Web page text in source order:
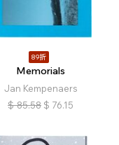
89折
Memorials
Jan Kempenaers
$ 85.58 $ 76.15